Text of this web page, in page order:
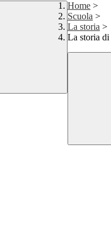
Home >
Scuola >
La storia >
La storia